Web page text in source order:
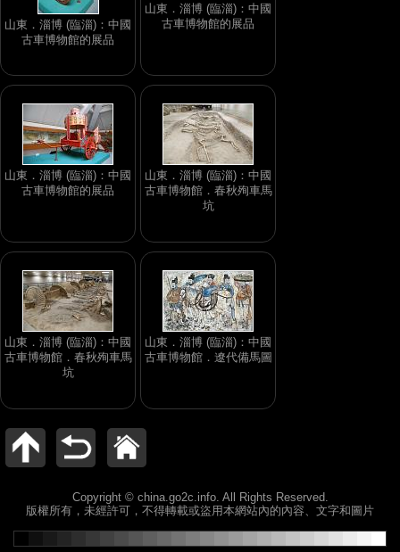
山東．淄博 (臨淄)：中國
古車博物館的展品
山東．淄博 (臨淄)：中國
古車博物館的展品
山東．淄博 (臨淄)：中國
古車博物館的展品
山東．淄博 (臨淄)：中國
古車博物館．春秋殉車馬
坑
山東．淄博 (臨淄)：中國
古車博物館．春秋殉車馬
坑
山東．淄博 (臨淄)：中國
古車博物館．遼代備馬圖
Copyright © china.go2c.info. All Rights Reserved.
版權所有，未經許可，不得轉載或盜用本網站內的內容、文字和圖片